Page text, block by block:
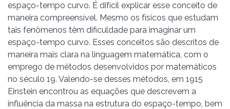
espaço-tempo curvo. É difícil explicar esse conceito de
maneira compreensível. Mesmo os físicos que estudam
tais fenômenos têm dificuldade para imaginar um
espaço-tempo curvo. Esses conceitos são descritos de
maneira mais clara na linguagem matemática, com o
emprego de métodos desenvolvidos por matemáticos
no século 19. Valendo-se desses métodos, em 1915
Einstein encontrou as equações que descrevem a
influência da massa na estrutura do espaço-tempo, bem